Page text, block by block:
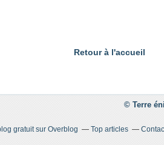
Retour à l'accueil
© Terre
gratuit sur Overblog Top articles